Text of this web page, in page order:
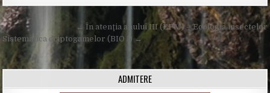
Post
navigation
← În atenţia anului III (EPM) – Ecologia insectelor
Sistematica criptogamelor (BIO I) →
ADMITERE